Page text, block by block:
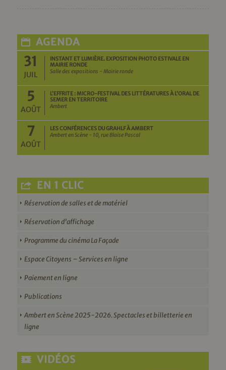
AGENDA
31
JUIL
INSTANT ET LUMIÈRE. EXPOSITION PHOTO ESTIVALE EN
MAIRIE RONDE
Salle des expositions - Mairie ronde
5
AOÛT
L’EFFRITE : MICRO-FESTIVAL DES LITTÉRATURES À L’ORAL DE
SEMER EN TERRITOIRE
Ambert
7
AOÛT
LES CONFÉRENCES DU GRAHLF À AMBERT
Ambert en Scène - 10, rue Blaise Pascal
EN 1 CLIC
Réservation de salles et de matériel
Réservation d’affichage
Programme du cinéma La Façade
Espace Citoyens – Services en ligne
Paiement en ligne
Publications
Ambert en Scène 2025-2026. Spectacles et billetterie en
ligne
VIDÉOS